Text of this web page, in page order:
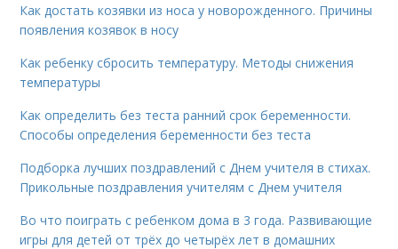
Как достать козявки из носа у новорожденного. Причины
появления козявок в носу
Как ребенку сбросить температуру. Методы снижения
температуры
Как определить без теста ранний срок беременности.
Способы определения беременности без теста
Подборка лучших поздравлений с Днем учителя в стихах.
Прикольные поздравления учителям с Днем учителя
Во что поиграть с ребенком дома в 3 года. Развивающие
игры для детей от трёх до четырёх лет в домашних